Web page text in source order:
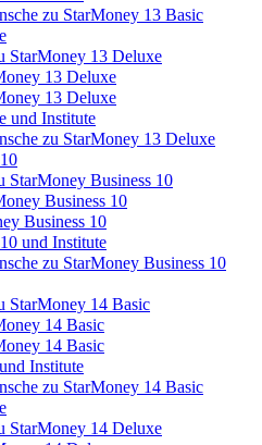
zu StarMoney 13 Basic
13 Deluxe
13 Deluxe
13 Deluxe
und Institute
zu StarMoney 13 Deluxe
Business 10
Business 10
Business 10
und Institute
zu StarMoney Business 10
14 Basic
14 Basic
14 Basic
Institute
zu StarMoney 14 Basic
14 Deluxe